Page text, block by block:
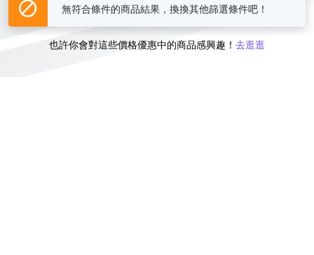
或
也許你會對這些價格優惠中的商品感興趣！ 去逛逛
無符合條件的商品結果，換換其他篩選條件吧！